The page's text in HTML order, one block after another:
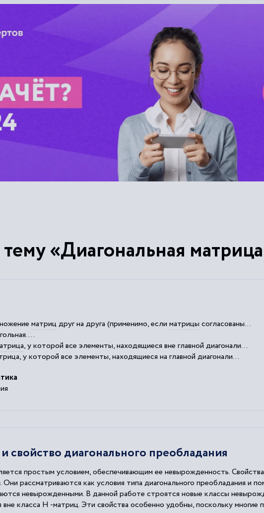
тему «Диагональная
матриц друг на друга (применимо, если матрицы согласованы...
, у которой все элементы, находящиеся вне главной диагонали...
, у которой все элементы, находящиеся на главной диагонали...
диагонального преобладания
простым условием, обеспечивающим ее невырожденность.
Они рассматриваются как условия типа диагонального преобладания и
невырожденными. В данной работе строятся новые классы
класса H -матриц. Эти свойства особенно удобны, поскольку